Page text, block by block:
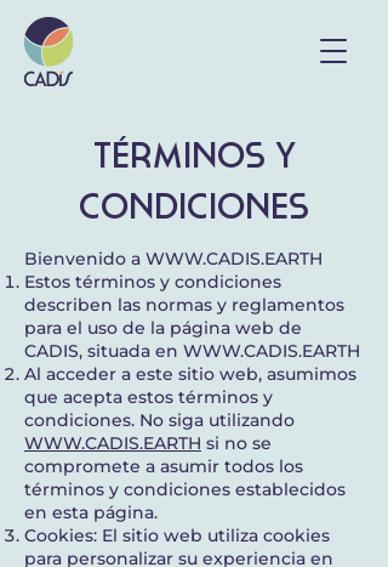
TÉRMINOS Y
CONDICIONES
Bienvenido a WWW.CADIS.EARTH
Estos términos y condiciones
describen las normas y reglamentos
para el uso de la página web de
CADIS, situada en WWW.CADIS.EARTH
Al acceder a este sitio web, asumimos
que acepta estos términos y
condiciones. No siga utilizando
WWW.CADIS.EARTH si no se
compromete a asumir todos los
términos y condiciones establecidos
en esta página.
Cookies: El sitio web utiliza cookies
para personalizar su experiencia en